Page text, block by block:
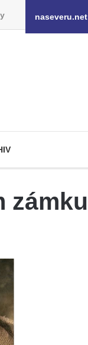
naseveru.net
zámku